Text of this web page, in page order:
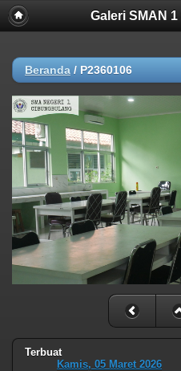
Galeri SMAN
Beranda / P2360106
Terbuat
Kamis, 05 Maret 2026